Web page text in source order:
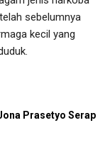
sebelumnya
kecil yang
Prasetyo Serap